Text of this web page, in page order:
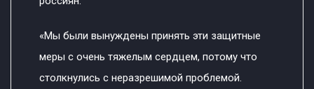
«Мы были вынуждены принять эти защитные
меры с очень тяжелым сердцем, потому что
столкнулись с неразрешимой проблемой.